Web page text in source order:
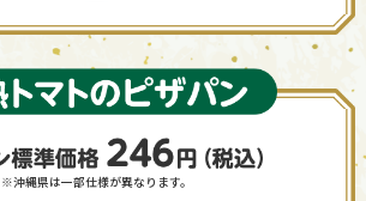
※沖縄県は一部仕様が異なります。